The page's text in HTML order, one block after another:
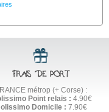
FRAIS DE PORT
métrop (+ Corse) :
Point relais : 4.90€
Domicile : 7.90€